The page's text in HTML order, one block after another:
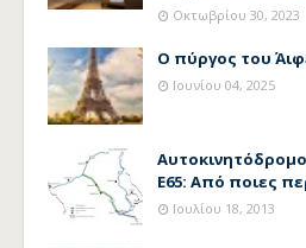
Οκτωβρίου 30, 2023
Ο πύργος του
Ιουνίου 04, 2025
Ε65: Από ποιες
Ιουλίου 18, 2013